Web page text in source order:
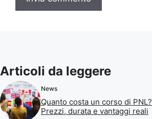
Articoli da leggere
News
Quanto costa un corso di PNL?
Prezzi, durata e vantaggi reali